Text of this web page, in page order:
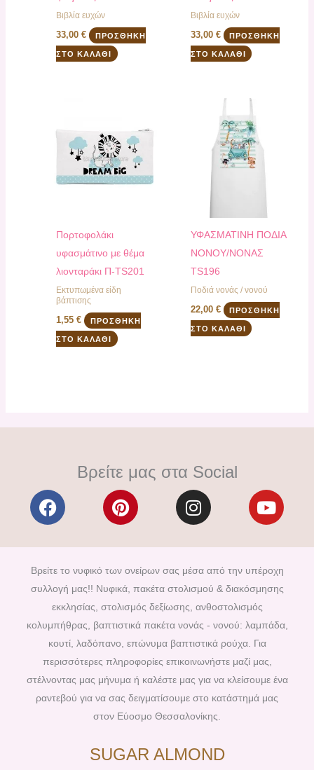
Βιβλία ευχών
33,00€ ΠΡΟΣΘΉΚΗ
ΣΤΟ ΚΑΛΆΘΙ
Βιβλία ευχών
33,00 € ΠΡΟΣΘΉΚΗ
ΣΤΟ ΚΑΛΆΘΙ
Πορτοφολάκι
υφασμάτινο με θέμα
λιονταράκι Π-ΤS201
Εκτυπωμένα είδη
βάπτισης
1,55€ ΠΡΟΣΘΉΚΗ
ΣΤΟ ΚΑΛΆΘΙ
ΥΦΑΣΜΑΤΙΝΗ ΠΟΔΙΑ
ΝΟΝΟΥ/ΝΟΝΑΣ
TS196
Ποδιά νονάς / νονού
22,00 € ΠΡΟΣΘΉΚΗ
ΣΤΟ ΚΑΛΆΘΙ
Βρείτε μας στα Social
F
a
e
b
o
o
k
P
i
t
e
r
e
s
t
I
n
t
a
g
r
a
m
Y
o
t
u
b
Βρείτε το νυφικό των ονείρων σας μέσα από την υπέροχη
συλλογή μας!! Νυφικά, πακέτα στολισμού & διακόσμησης
εκκλησίας, στολισμός δεξίωσης, ανθοστολισμός
κολυμπήθρας, βαπτιστικά πακέτα νονάς - νονού: λαμπάδα,
κουτί, λαδόπανο, επώνυμα βαπτιστικά ρούχα. Για
περισσότερες πληροφορίες επικοινωνήστε μαζί μας,
στέλνοντας μας μήνυμα ή καλέστε μας για να κλείσουμε ένα
ραντεβού για να σας δειγματίσουμε στο κατάστημά μας
στον Εύοσμο Θεσσαλονίκης.
SUGAR ALMOND